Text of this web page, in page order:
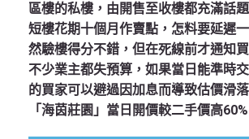
區樓的私樓，由開售至收樓都充滿話
短樓花期十個月作賣點，怎料要延遲
然驗樓得分不錯，但在死線前才通知
不少業主都失預算，如果當日能準時
的買家可以避過因加息而導致估價滑
「海茵莊園」當日開價較二手價高60%